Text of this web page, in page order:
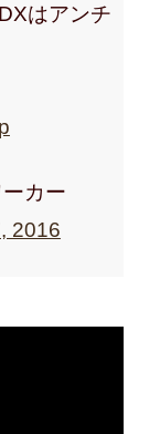
はアンチ
カー
2016